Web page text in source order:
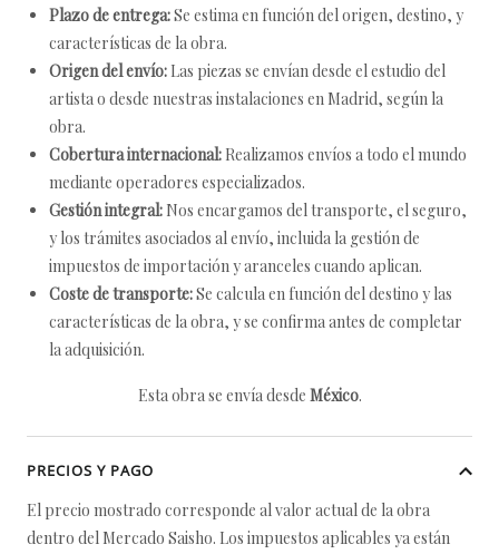
Plazo de entrega:Se estima en función del origen, destino, y
características de la obra.
Origen del envío: Las piezas se envían desde el estudio del
artista o desde nuestras instalaciones en Madrid, según la
obra.
Cobertura internacional: Realizamos envíos a todo el mundo
mediante operadores especializados.
Gestión integral: Nos encargamos del transporte, el seguro,
y los trámites asociados al envío, incluida la gestión de
impuestos de importación y aranceles cuando aplican.
Coste de transporte:Se calcula en función del destino y las
características de la obra, y se confirma antes de completar
la adquisición.
Esta obra se envía desde México.
PRECIOS Y PAGO
El precio mostrado corresponde al valor actual de la obra
dentro del Mercado Saisho. Los impuestos aplicables ya están